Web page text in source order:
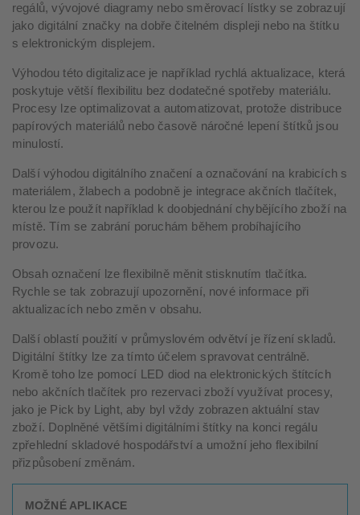
regálů, vývojové diagramy nebo směrovací lístky se zobrazují
jako digitální značky na dobře čitelném displeji nebo na štítku
s elektronickým displejem.
Výhodou této digitalizace je například rychlá aktualizace, která
poskytuje větší flexibilitu bez dodatečné spotřeby materiálu.
Procesy lze optimalizovat a automatizovat, protože distribuce
papírových materiálů nebo časově náročné lepení štítků jsou
minulostí.
Další výhodou digitálního značení a označování na krabicích s
materiálem, žlabech a podobně je integrace akčních tlačítek,
kterou lze použít například k doobjednání chybějícího zboží na
místě. Tím se zabrání poruchám během probíhajícího
provozu.
Obsah označení lze flexibilně měnit stisknutím tlačítka.
Rychle se tak zobrazují upozornění, nové informace při
aktualizacích nebo změn v obsahu.
Další oblastí použití v průmyslovém odvětví je řízení skladů.
Digitální štítky lze za tímto účelem spravovat centrálně.
Kromě toho lze pomocí LED diod na elektronických štítcích
nebo akčních tlačítek pro rezervaci zboží využívat procesy,
jako je Pick by Light, aby byl vždy zobrazen aktuální stav
zboží. Doplněné většími digitálními štítky na konci regálu
zpřehlední skladové hospodářství a umožní jeho flexibilní
přizpůsobení změnám.
MOŽNÉ APLIKACE